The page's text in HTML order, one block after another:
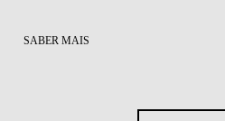
SABER MAIS